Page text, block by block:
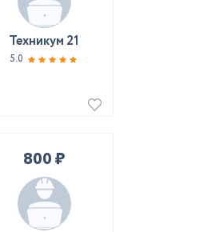
Техникум 21
5.0
800 ₽